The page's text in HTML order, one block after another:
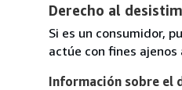
Derecho al
Si es un consumidor,
actúe con fines
Información sobre el